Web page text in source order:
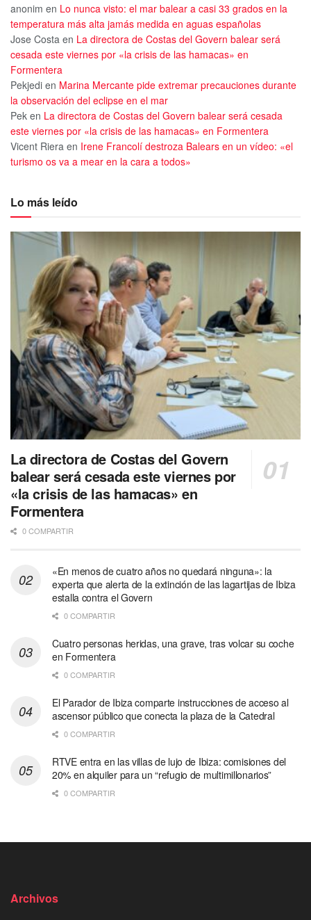
anonim en Lo nunca visto: el mar balear a casi 33 grados en la
temperatura más alta jamás medida en aguas españolas
Jose Costa en La directora de Costas del Govern balear será
cesada este viernes por «la crisis de las hamacas» en
Formentera
Pekjedi en Marina Mercante pide extremar precauciones durante
la observación del eclipse en el mar
Pek en La directora de Costas del Govern balear será cesada
este viernes por «la crisis de las hamacas» en Formentera
Vicent Riera en Irene Francolí destroza Balears en un vídeo: «el
turismo os va a mear en la cara a todos»
Lo más leído
La directora de Costas del Govern
balear será cesada este viernes por
«la crisis de las hamacas» en
Formentera
0 COMPARTIR
«En menos de cuatro años no quedará ninguna»: la
experta que alerta de la extinción de las lagartijas de Ibiza
estalla contra el Govern
0 COMPARTIR
Cuatro personas heridas, una grave, tras volcar su coche
en Formentera
0 COMPARTIR
El Parador de Ibiza comparte instrucciones de acceso al
ascensor público que conecta la plaza de la Catedral
0 COMPARTIR
RTVE entra en las villas de lujo de Ibiza: comisiones del
20% en alquiler para un “refugio de multimillonarios”
0 COMPARTIR
Archivos